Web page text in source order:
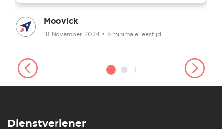
Moovick
18 November 2024 • 5 minimale leestijd
Dienstverlener